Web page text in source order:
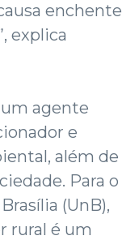
enchente
explica
agente
e
além de
Para o
(UnB),
rural é um